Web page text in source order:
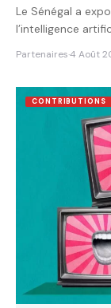
Le Sénégal a
l’intelligence
Partenaires·4 Août
CONTRIBUTIONS